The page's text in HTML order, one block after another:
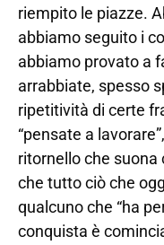
riempito le piazze.
abbiamo seguito i
abbiamo provato a
arrabbiate, spesso
ripetitività di certe
“pensate a
ritornello che suona
che tutto ciò che
qualcuno che “ha
conquista è